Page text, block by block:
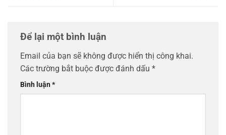
Để lại một bình luận
Email của bạn sẽ không được hiển thị công khai.
Các trường bắt buộc được đánh dấu *
Bình luận*